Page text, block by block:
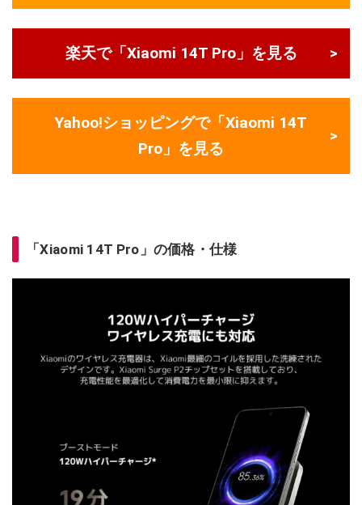
楽天で「Xiaomi 14T Pro」を見る
Yahoo!ショッピングで「Xiaomi 14T
Pro」を見る
「Xiaomi 14T Pro」の価格・仕様